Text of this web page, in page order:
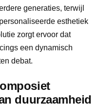
generaties, terwijl
esthetiek
zorgt ervoor dat
een dynamisch
debat.
duurzaamheid